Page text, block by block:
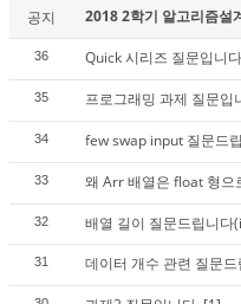
공지 2018 2학기 알고리즘설
36 Quick 시리즈 질문입니다
35 프로그래밍 과제 질문입
34 few swap input 질문드
33 왜 Arr 배열은 float 형으
32 배열 길이 질문드립니다
31 데이터 개수 관련 질문